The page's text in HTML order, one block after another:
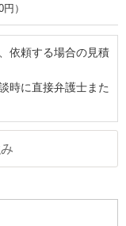
）
依頼する場合の見積
時に直接弁護士また